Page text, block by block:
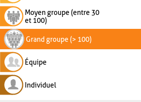
Moyen groupe (entre 30
et 100)
Grand groupe (> 100)
Équipe
Individuel